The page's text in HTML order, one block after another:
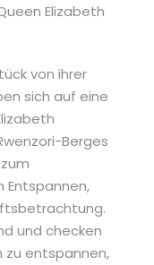
Elizabeth
von ihrer
sich auf eine
Berges
Entspannen,
und checken
zu entspannen,